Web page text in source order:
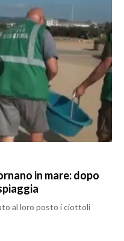
in mare: dopo
al loro posto i ciottoli